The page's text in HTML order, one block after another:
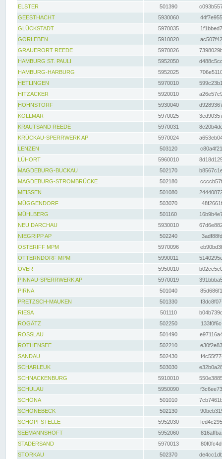
ELSTER
501390
GEESTHACHT
5930060
GLÜCKSTADT
5970035
GORLEBEN
5910020
GRAUERORT REEDE
5970026
HAMBURG ST. PAULI
5952050
HAMBURG-HARBURG
5952025
HETLINGEN
5970010
HITZACKER
5920010
HOHNSTORF
5930040
KOLLMAR
5970025
KRAUTSAND REEDE
5970031
KRÜCKAU-SPERRWERK AP
5970024
LENZEN
503120
LÜHORT
5960010
MAGDEBURG-BUCKAU
502170
MAGDEBURG-STROMBRÜCKE
502180
MEISSEN
501080
MÜGGENDORF
503070
MÜHLBERG
501160
NEU DARCHAU
5930010
NIEGRIPP AP
502240
OSTERIFF MPM
5970096
OTTERNDORF MPM
5990011
OVER
5950010
PINNAU-SPERRWERK AP
5970019
PIRNA
501040
PRETZSCH-MAUKEN
501330
RIESA
501110
ROGÄTZ
502250
ROSSLAU
501490
ROTHENSEE
502210
SANDAU
502430
SCHARLEUK
503030
SCHNACKENBURG
5910010
SCHULAU
5950090
SCHÖNA
501010
SCHÖNEBECK
502130
SCHÖPFSTELLE
5952030
SEEMANNSHÖFT
5952060
STADERSAND
5970013
STORKAU
502370